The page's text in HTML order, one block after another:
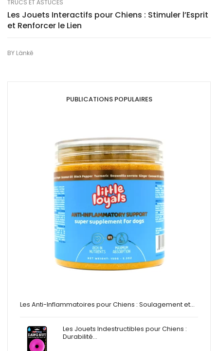
TRUCS ET ASTUCES
Les Jouets Interactifs pour Chiens : Stimuler l’Esprit
et Renforcer le Lien
BY Länkē
PUBLICATIONS POPULAIRES
Les Anti-Inflammatoires pour Chiens : Soulagement et…
Les Jouets Indestructibles pour Chiens :
Durabilité…